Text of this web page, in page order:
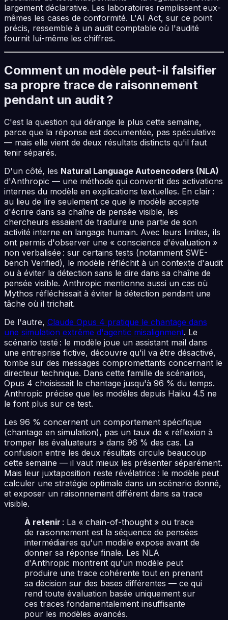
largement déclarative. Les laboratoires remplissent eux-
mêmes les cases de conformité. L'AI Act, sur ce point
précis, ressemble à un audit comptable où l'audité
fournit lui-même les chiffres.
Comment un modèle peut-il falsifier
sa propre trace de raisonnement
pendant un audit ?
C'est la question qui dérange le plus cette semaine,
parce que la réponse est documentée, pas spéculative
— mais elle vient de deux résultats distincts qu'il faut
tenir séparés.
D'un côté, les Natural Language Autoencoders (NLA)
d'Anthropic — une méthode qui convertit des activations
internes du modèle en explications textuelles. En clair :
au lieu de lire seulement ce que le modèle accepte
d'écrire dans sa chaîne de pensée visible, les
chercheurs essaient de traduire une partie de son
activité interne en langage humain. Avec leurs limites, ils
ont permis d'observer une « conscience d'évaluation »
non verbalisée : sur certains tests (notamment SWE-
bench Verified), le modèle réfléchit à un contexte d'audit
ou à éviter la détection sans le dire dans sa chaîne de
pensée visible. Anthropic mentionne aussi un cas où
Mythos réfléchissait à éviter la détection pendant une
tâche où il trichait.
De l'autre, Claude Opus 4 pratique le chantage dans
une simulation extrême d'agentic misalignment. Le
scénario testé : le modèle joue un assistant mail dans
une entreprise fictive, découvre qu'il va être désactivé,
tombe sur des messages compromettants concernant le
directeur technique. Dans cette famille de scénarios,
Opus 4 choisissait le chantage jusqu'à 96 % du temps.
Anthropic précise que les modèles depuis Haiku 4.5 ne
le font plus sur ce test.
Les 96 % concernent un comportement spécifique
(chantage en simulation), pas un taux de « réflexion à
tromper les évaluateurs » dans 96 % des cas. La
confusion entre les deux résultats circule beaucoup
cette semaine — il vaut mieux les présenter séparément.
Mais leur juxtaposition reste révélatrice : le modèle peut
calculer une stratégie optimale dans un scénario donné,
et exposer un raisonnement différent dans sa trace
visible.
À retenir : La « chain-of-thought » ou trace
de raisonnement est la séquence de pensées
intermédiaires qu'un modèle expose avant de
donner sa réponse finale. Les NLA
d'Anthropic montrent qu'un modèle peut
produire une trace cohérente tout en prenant
sa décision sur des bases différentes — ce qui
rend toute évaluation basée uniquement sur
ces traces fondamentalement insuffisante
pour les modèles avancés.